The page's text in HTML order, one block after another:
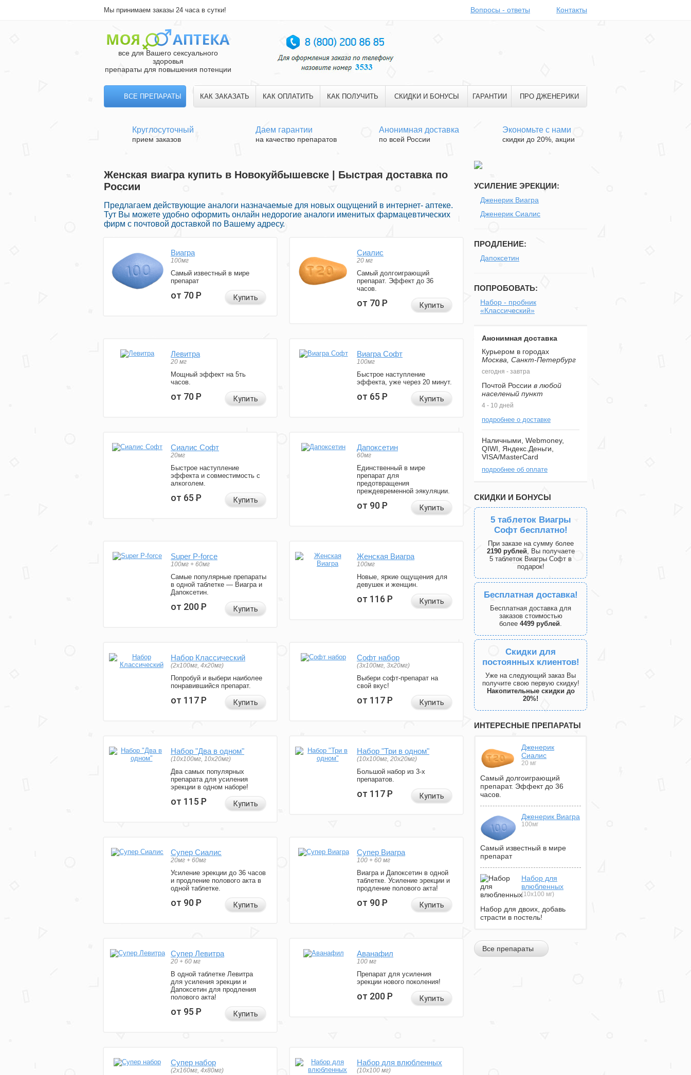
Мы принимаем заказы 24 часа в сутки! Вопросы - ответы Контакты
все для Вашего сексуального
здоровья
препараты для повышения потенции
ВСЕ ПРЕПАРАТЫ КАК ЗАКАЗАТЬ КАК ОПЛАТИТЬ КАК ПОЛУЧИТЬ СКИДКИ И БОНУСЫ ГАРАНТИИ ПРО ДЖЕНЕРИКИ
Круглосуточный
прием заказов
Даем гарантии
на качество препаратов
Анонимная доставка
по всей России
Экономьте с нами
скидки до 20%, акции
Женская виагра купить в Новокуйбышевске | Быстрая доставка по
России
Предлагаем действующие аналоги назначаемые для новых ощущений в интернет- аптеке.
Тут Вы можете удобно оформить онлайн недорогие аналоги именитых фармацевтических
фирм с почтовой доставкой по Вашему адресу.
Виагра
100мг
Самый известный в мире
препарат
от 70Р Купить
Сиалис
20 мг
Самый долгоиграющий
препарат. Эффект до 36
часов.
от 70Р Купить
Левитра
20 мг
Мощный эффект на 5ть
часов.
от 70Р Купить
Виагра Софт
100мг
Быстрое наступление
эффекта, уже через 20 минут.
от 65Р Купить
Сиалис Софт
20мг
Быстрое наступление
эффекта и совместимость с
алкоголем.
от 65Р Купить
Дапоксетин
60мг
Единственный в мире
препарат для
предотвращения
преждевременной эякуляции.
от 90Р Купить
Super P-force
100мг + 60мг
Самые популярные препараты
в одной таблетке — Виагра и
Дапоксетин.
от 200Р Купить
Женская Виагра
100мг
Новые, яркие ощущения для
девушек и женщин.
от 116Р Купить
Набор Классический
(2x100мг, 4x20мг)
Попробуй и выбери наиболее
понравившийся препарат.
от 117Р Купить
Софт набор
(3x100мг, 3x20мг)
Выбери софт-препарат на
свой вкус!
от 117Р Купить
Набор "Два в одном"
(10x100мг, 10x20мг)
Два самых популярных
препарата для усиления
эрекции в одном наборе!
от 115Р Купить
Набор "Три в одном"
(10x100мг, 20x20мг)
Большой набор из 3-х
препаратов.
от 117Р Купить
Супер Сиалис
20мг + 60мг
Усиление эрекции до 36 часов
и продление полового акта в
одной таблетке.
от 90Р Купить
Супер Виагра
100 + 60 мг
Виагра и Дапоксетин в одной
таблетке. Усиление эрекции и
продление полового акта!
от 90Р Купить
Супер Левитра
20 + 60 мг
В одной таблетке Левитра
для усиления эрекции и
Дапоксетин для продления
полового акта!
от 95Р Купить
Аванафил
100 мг
Препарат для усиления
эрекции нового поколения!
от 200Р Купить
Супер набор
(2х160мг, 4х80мг)
Набор для влюбленных
(10х100 мг)
УСИЛЕНИЕ ЭРЕКЦИИ:
Дженерик Виагра
Дженерик Сиалис
ПРОДЛЕНИЕ:
Дапоксетин
ПОПРОБОВАТЬ:
Набор - пробник
«Классический»
Анонимная доставка
Курьером в городах
Москва, Санкт-Петербург
сегодня - завтра
Почтой России в любой
населеный пункт
4 - 10 дней
подробнее о доставке
Наличными, Webmoney,
QIWI, Яндекс.Деньги,
VISA/MasterCard
подробнее об оплате
СКИДКИ И БОНУСЫ
5 таблеток Виагры
Софт бесплатно!
При заказе на сумму более
2190 рублей, Вы получаете
5 таблеток Виагры Софт в
подарок!
Бесплатная доставка!
Бесплатная доставка для
заказов стоимостью
более 4499 рублей.
Скидки для
постоянных клиентов!
Уже на следующий заказ Вы
получите свою первую скидку!
Накопительные скидки до
20%!
ИНТЕРЕСНЫЕ ПРЕПАРАТЫ
Дженерик
Сиалис
20 мг
Самый долгоиграющий
препарат. Эффект до 36
часов.
Дженерик Виагра
100мг
Самый известный в мире
препарат
Набор для
влюбленных
(10х100 мг)
Набор для двоих, добавь
страсти в постель!
Все препараты